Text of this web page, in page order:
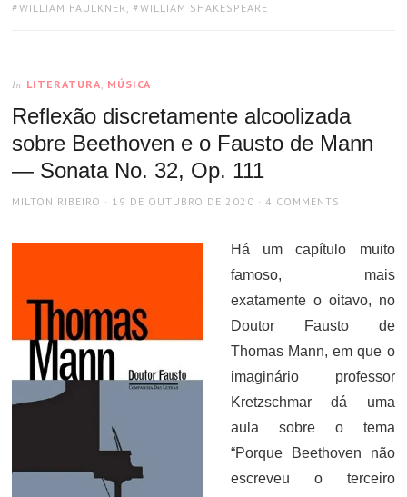
WILLIAM FAULKNER, WILLIAM SHAKESPEARE
In LITERATURA, MÚSICA
Reflexão discretamente alcoolizada
sobre Beethoven e o Fausto de Mann
— Sonata No. 32, Op. 111
AUTHOR
MILTON RIBEIRO
POSTED
19 DE OUTUBRO DE 2020 4 COMMENTS
Há um capítulo muito
famoso, mais
exatamente o oitavo, no
Doutor Fausto de
Thomas Mann, em que o
imaginário professor
Kretzschmar dá uma
aula sobre o tema
“Porque Beethoven não
escreveu o terceiro